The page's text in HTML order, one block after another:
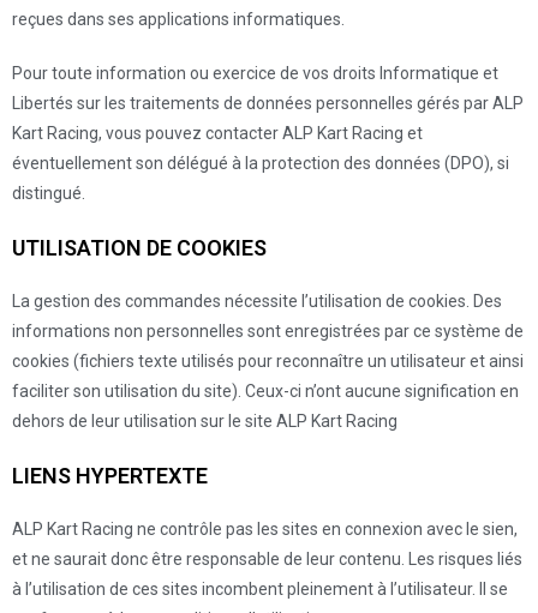
reçues dans ses applications informatiques.
Pour toute information ou exercice de vos droits Informatique et
Libertés sur les traitements de données personnelles gérés par ALP
Kart Racing, vous pouvez contacter ALP Kart Racing et
éventuellement son délégué à la protection des données (DPO), si
distingué.
UTILISATION DE COOKIES
La gestion des commandes nécessite l’utilisation de cookies. Des
informations non personnelles sont enregistrées par ce système de
cookies (fichiers texte utilisés pour reconnaître un utilisateur et ainsi
faciliter son utilisation du site). Ceux-ci n’ont aucune signification en
dehors de leur utilisation sur le site ALP Kart Racing
LIENS HYPERTEXTE
ALP Kart Racing ne contrôle pas les sites en connexion avec le sien,
et ne saurait donc être responsable de leur contenu. Les risques liés
à l’utilisation de ces sites incombent pleinement à l’utilisateur. Il se